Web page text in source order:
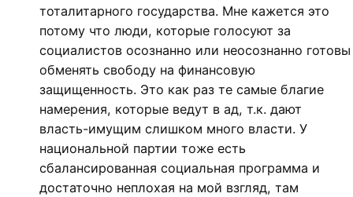
тоталитарного государства. Мне кажется это
потому что люди, которые голосуют за
социалистов осознанно или неосознанно готовы
обменять свободу на финансовую
защищенность. Это как раз те самые благие
намерения, которые ведут в ад, т.к. дают
власть-имущим слишком много власти. У
национальной партии тоже есть
сбалансированная социальная программа и
достаточно неплохая на мой взгляд, там